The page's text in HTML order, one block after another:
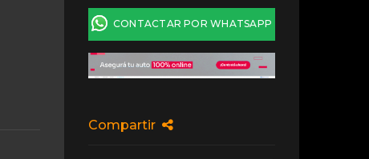
CONTACTAR POR WHATSAPP
Compartir